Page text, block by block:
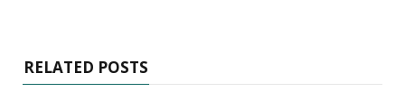
RELATED POSTS